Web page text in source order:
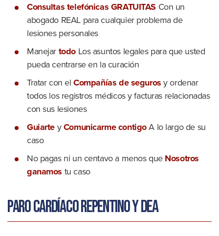
Consultas telefónicas GRATUITASCon un
abogado REAL para cualquier problema de
lesiones personales
ManejartodoLos asuntos legales para que usted
pueda centrarse en la curación
Tratar con elCompañías de segurosy ordenar
todos los registros médicos y facturas relacionadas
con sus lesiones
GuiarteyComunicarme contigoA lo largo de su
caso
No pagas ni un centavo a menos queNosotros
ganamos tu caso
Paro cardíaco repentino y DEA